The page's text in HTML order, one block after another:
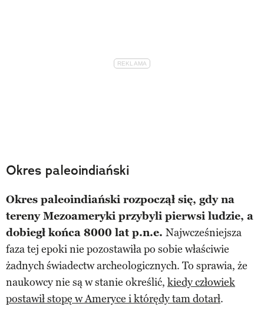
Okres paleoindiański
Okres paleoindiański rozpoczął się, gdy na
tereny Mezoameryki przybyli pierwsi ludzie, a
dobiegł końca 8000 lat p.n.e. Najwcześniejsza
faza tej epoki nie pozostawiła po sobie właściwie
żadnych świadectw archeologicznych. To sprawia, że
naukowcy nie są w stanie określić, kiedy człowiek
postawił stopę w Ameryce i którędy tam dotarł.